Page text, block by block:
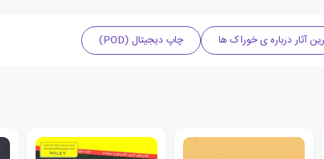
آثار درباره ی خوراک ها چاپ دیجیتال (POD)